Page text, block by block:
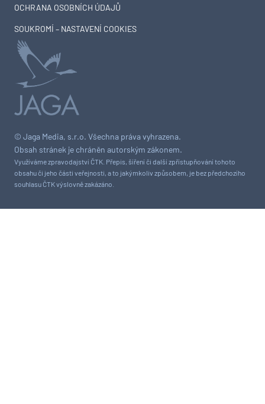
© Jaga Media, s.r.o. Všechna práva vyhrazena.
Obsah stránek je chráněn autorským zákonem.
Využíváme zpravodajství ČTK. Přepis, šíření či další zpřístupňování tohoto
obsahu či jeho části veřejnosti, a to jakýmkoliv způsobem, je bez předchozího
souhlasu ČTK výslovně zakázáno.
OCHRANA OSOBNÍCH ÚDAJŮ
SOUKROMÍ – NASTAVENÍ COOKIES